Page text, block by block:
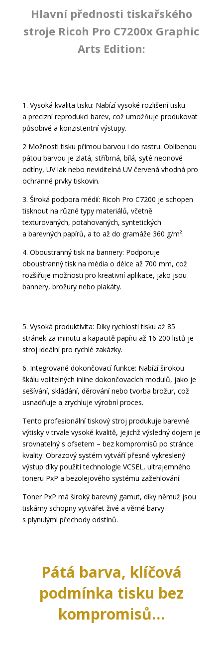
Hlavní přednosti tiskařského
stroje Ricoh Pro C7200x Graphic
Arts Edition:
1. Vysoká kvalita tisku: Nabízí vysoké rozlišení tisku
a precizní reprodukci barev, což umožňuje produkovat
působivé a konzistentní výstupy.
2 Možnosti tisku přímou barvou i do rastru. Oblíbenou
pátou barvou je zlatá, stříbrná, bílá, syté neonové
odtíny, UV lak nebo neviditelná UV červená vhodná pro
ochranné prvky tiskovin.
3. Široká podpora médií: Ricoh Pro C7200 je schopen
tisknout na různé typy materiálů, včetně
texturovaných, potahovaných, syntetických
a barevných papírů, a to až do gramáže 360 g/m².
4. Oboustranný tisk na bannery: Podporuje
oboustranný tisk na média o délce až 700 mm, což
rozšiřuje možnosti pro kreativní aplikace, jako jsou
bannery, brožury nebo plakáty.
5. Vysoká produktivita: Díky rychlosti tisku až 85
stránek za minutu a kapacitě papíru až 16 200 listů je
stroj ideální pro rychlé zakázky.
6. Integrované dokončovací funkce: Nabízí širokou
škálu volitelných inline dokončovacích modulů, jako je
sešívání, skládání, děrování nebo tvorba brožur, což
usnadňuje a zrychluje výrobní proces.
Tento profesionální tiskový stroj produkuje barevné
výtisky v trvale vysoké kvalitě, jejichž výsledný dojem je
srovnatelný s ofsetem – bez kompromisů po stránce
kvality. Obrazový systém vytváří přesně vykreslený
výstup díky použití technologie VCSEL, ultrajemného
toneru PxP a bezolejového systému zažehlování.
Toner PxP má široký barevný gamut, díky němuž jsou
tiskárny schopny vytvářet živé a věrné barvy
s plynulými přechody odstínů.
Pátá barva, klíčová
podmínka tisku bez
kompromisů…